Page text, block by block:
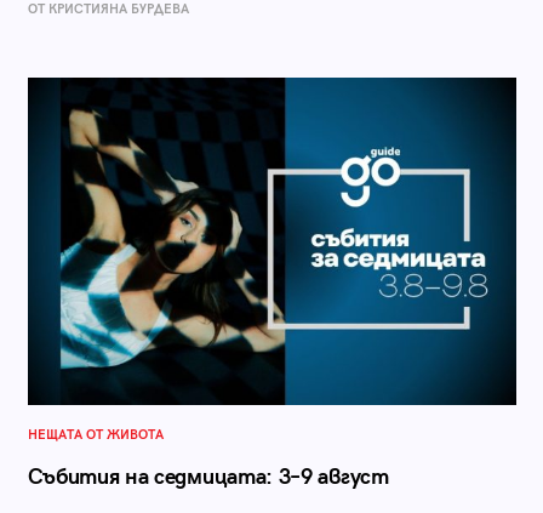
ОТ КРИСТИЯНА БУРДЕВА
НЕЩАТА ОТ ЖИВОТА
Събития на седмицата: 3–9 август